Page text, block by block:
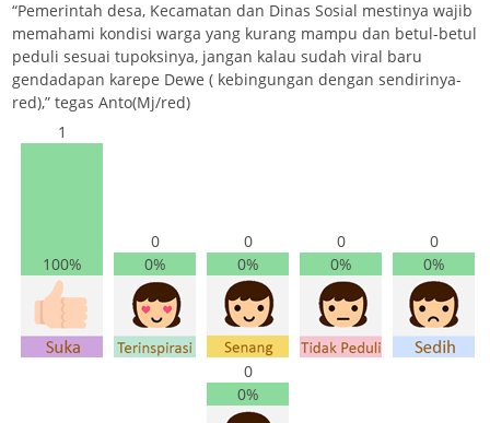
“Pemerintah desa, Kecamatan dan Dinas Sosial mestinya wajib
memahami kondisi warga yang kurang mampu dan betul-betul
peduli sesuai tupoksinya, jangan kalau sudah viral baru
gendadapan karepe Dewe ( kebingungan dengan sendirinya-
red),” tegas Anto(Mj/red)
1
100%
0
0%
0
0%
0
0%
0
0%
0
0%